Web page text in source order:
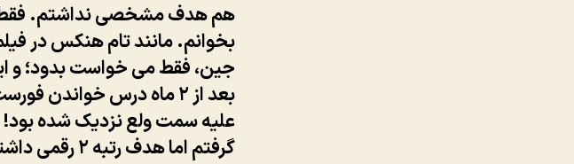
هم هدف مشخصی نداشتم.
بخوانم. مانند تام هنکس در
جین، فقط می خواست بدود؛ و
بعد از ۲ ماه درس خواندن
علیه سمت ولع نزدیک شده بود!
گرفتم اما هدف رتبه ۲ رقمی داشتم.